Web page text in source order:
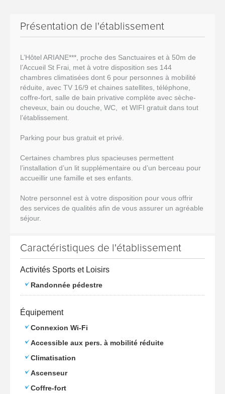
Présentation de l'établissement
L’Hôtel ARIANE***, proche des Sanctuaires et à 50m de
l’Accueil St Frai, met à votre disposition ses 144
chambres climatisées dont 6 pour personnes à mobilité
réduite, avec TV 16/9 et chaines satellites, téléphone,
coffre-fort, salle de bain privative complète avec sèche-
cheveux, bain ou douche, WC, et WIFI gratuit dans tout
l’établissement.
Parking pour bus gratuit et privé.
Certaines chambres plus spacieuses permettent
l’installation d’un lit supplémentaire ou d’un berceau pour
accueillir une famille et ses enfants.
Notre personnel est à votre disposition pour vous offrir
des services de qualités afin de vous assurer un agréable
séjour.
Caractéristiques de l'établissement
Activités Sports et Loisirs
Randonnée pédestre
Équipement
Connexion Wi-Fi
Accessible aux pers. à mobilité réduite
Climatisation
Ascenseur
Coffre-fort